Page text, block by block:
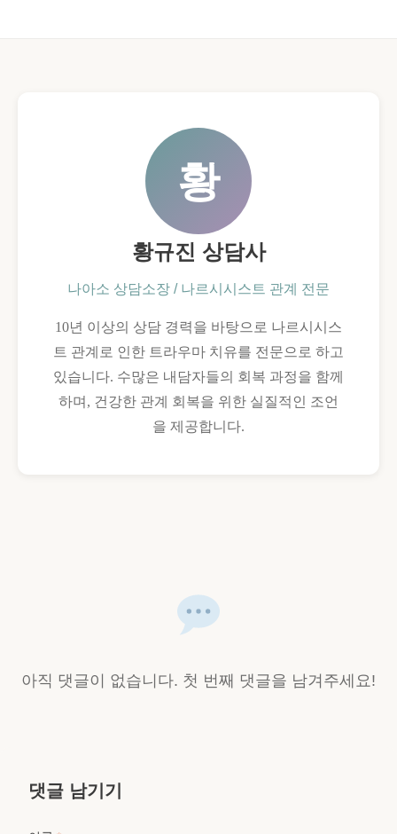
황
황규진 상담사
나아소 상담소장 / 나르시시스트 관계 전문
10년 이상의 상담 경력을 바탕으로 나르시시스
트 관계로 인한 트라우마 치유를 전문으로 하고
있습니다. 수많은 내담자들의 회복 과정을 함께
하며, 건강한 관계 회복을 위한 실질적인 조언
을 제공합니다.
아직 댓글이 없습니다. 첫 번째 댓글을 남겨주세요!
댓글 남기기